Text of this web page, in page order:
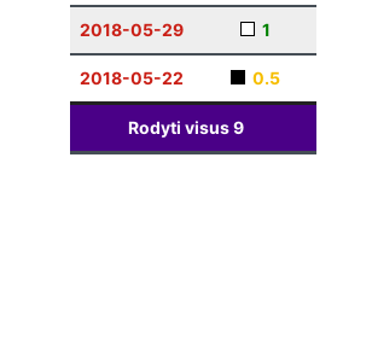
2018-05-29 1
2018-05-22 0.5
Rodyti visus9